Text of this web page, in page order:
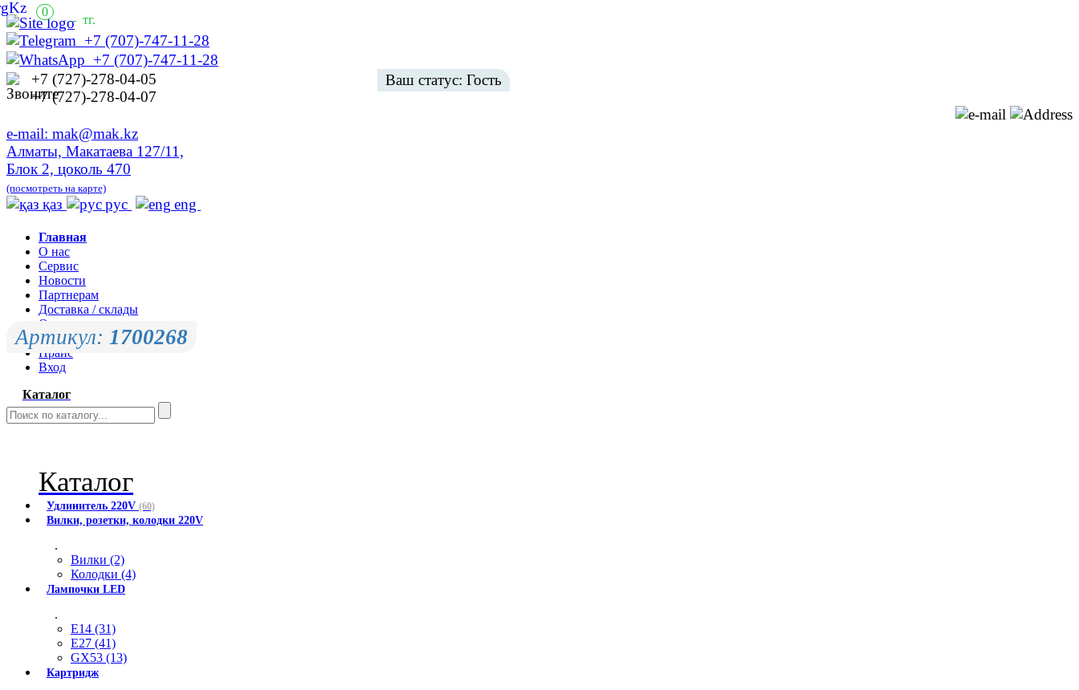
+7 (707)-747-11-28
+7 (707)-747-11-28
+7 (727)-278-04-05
+7 (727)-278-04-07
e-mail: mak@mak.kz
Алматы, Макатаева 127/11,
Блок 2, цоколь 470
(посмотреть на карте)
рус
қаз eng
Ваш статус: Гость
Главная
О нас
Сервис
Новости
Партнерам
Доставка / склады
Оплата
Контакты
Прайс
Вход
Каталог
0
- тг.
Каталог
Удлинитель 220V (60)
Вилки, розетки, колодки 220V
.
Вилки (2)
Колодки (4)
Лампочки LED
.
E14 (31)
E27 (41)
GX53 (13)
Картридж
Артикул: 1700268